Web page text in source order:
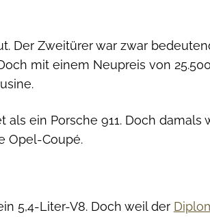
Der Zweitürer war zwar
mit einem Neupreis von
ein Porsche 911. Doch damals
Opel-Coupé.
5,4-Liter-V8. Doch weil der